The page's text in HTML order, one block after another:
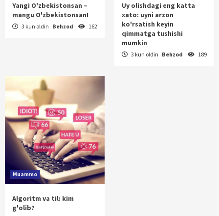
Yangi O'zbekistonsan –
mangu O'zbekistonsan!
3 kun oldin Behzod 162
Uy olishdagi eng katta
xato: uyni arzon
ko'rsatish keyin
qimmatga tushishi
mumkin
3 kun oldin Behzod 189
Muammo
Algoritm va til: kim
g'olib?